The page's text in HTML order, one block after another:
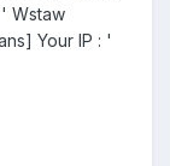
Wstaw
Your IP : '